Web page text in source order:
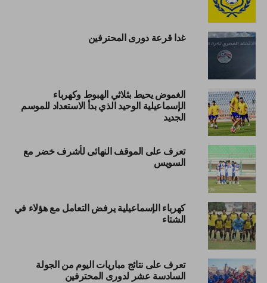
غدا قرعة دورى المحترفين
الغموض يحيط بثلاثي الهبوط وكهرباء
الإسماعيلية الوحيد الذي بدأ الاستعداد للموسم
الجديد
تعرف على الموقف النهائى لأشرف خضر مع
السويس
كهرباء الإسماعيلية يرفض التعامل مع هؤلاء في
الشتاء
تعرف على نتائج مباريات اليوم من الجولة
السادسة عشر لدورى المحترفين